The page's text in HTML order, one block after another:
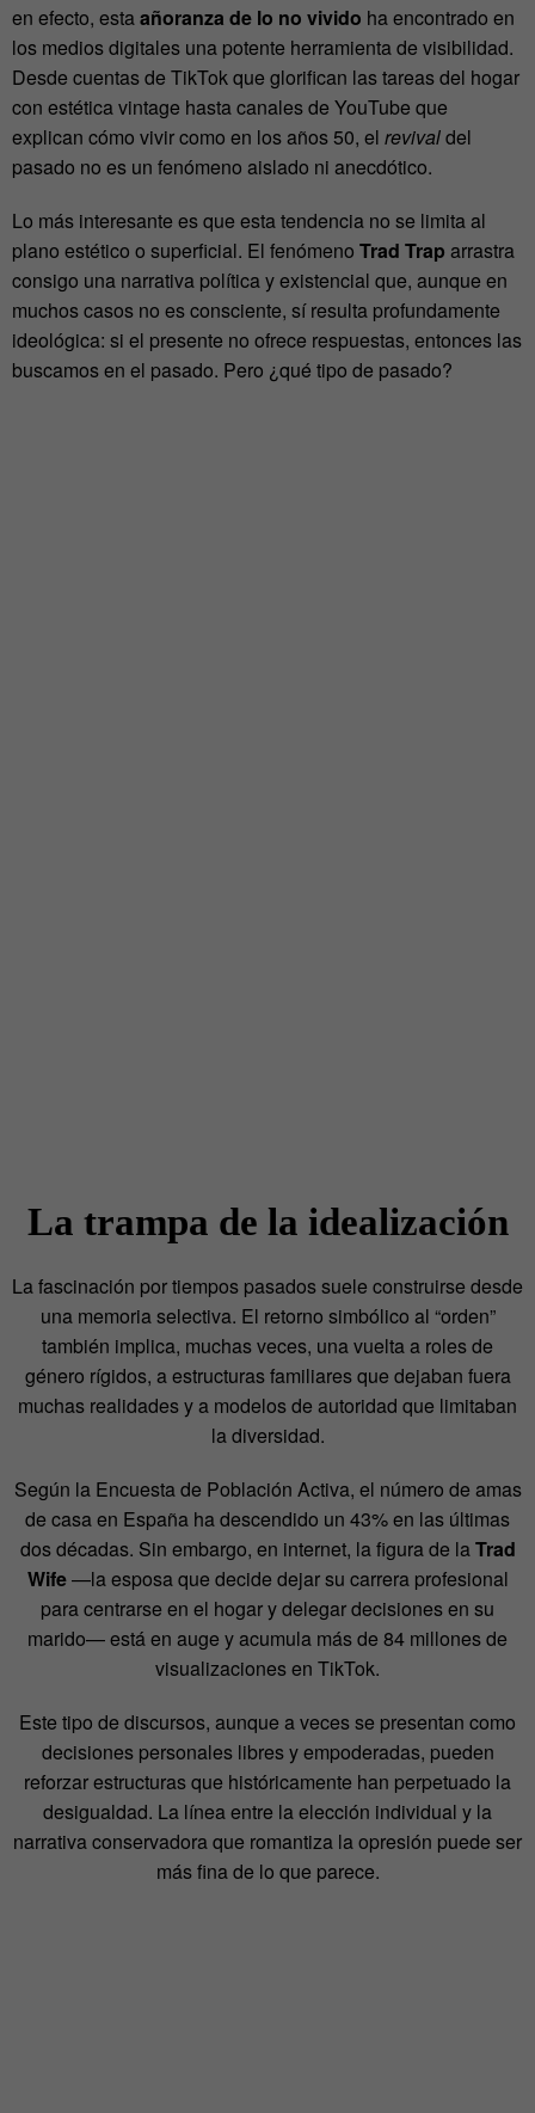
en efecto, estaañoranza de lo no vivido ha encontrado en
los medios digitales una potente herramienta de visibilidad.
Desde cuentas de TikTok que glorifican las tareas del hogar
con estética vintage hasta canales de YouTube que
explican cómo vivir como en los años 50, el revivaldel
pasado no es un fenómeno aislado ni anecdótico.
Lo más interesante es que esta tendencia no se limita al
plano estético o superficial. El fenómeno Trad Trap arrastra
consigo una narrativa política y existencial que, aunque en
muchos casos no es consciente, sí resulta profundamente
ideológica: si el presente no ofrece respuestas, entonces las
buscamos en el pasado. Pero ¿qué tipo de pasado?
La trampa de la idealización
La fascinación por tiempos pasados suele construirse desde
una memoria selectiva. El retorno simbólico al “orden”
también implica, muchas veces, una vuelta a roles de
género rígidos, aestructuras familiares que dejaban fuera
muchas realidades y a modelos de autoridad que limitaban
la diversidad.
Según la Encuesta de Población Activa, el número de amas
de casa en España ha descendido un 43% en las últimas
dos décadas. Sin embargo, en internet, la figurade laTrad
Wife—la esposa que decide dejar su carrera profesional
para centrarse en el hogary delegar decisiones en su
marido— está en auge y acumula más de 84 millones de
visualizaciones en TikTok.
Este tipo de discursos, aunque a veces se presentan como
decisiones personales libres yempoderadas, pueden
reforzar estructuras que históricamente han perpetuado la
desigualdad. La línea entre la elección individual y la
narrativa conservadora que romantiza la opresión puede ser
más fina de lo que parece.